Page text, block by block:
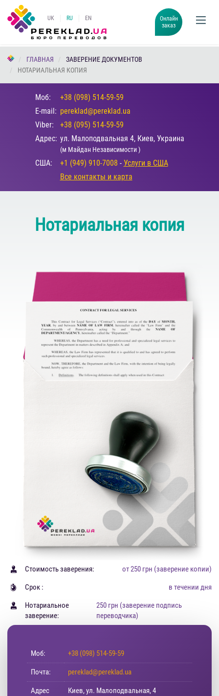
UK RU EN
Онлайн
заказ
ГЛАВНАЯ
ЗАВЕРЕНИЕ ДОКУМЕНТОВ
НОТАРИАЛЬНАЯ КОПИЯ
Моб:
+38 (098) 514-59-59
E-mail: pereklad@pereklad.ua
Viber:
+38 (095) 514-59-59
Адрес: ул. Малоподвальная 4, Киев, Украина
(м Майдан Независимости )
США: +1 (949) 910-7008 - Услуги в США
Все контакты и карта
Нотариальная копия
Стоимость заверения: от 250 грн (заверение копии)
Срок : в течении дня
Нотариальное
заверение:
250 грн (заверение подпись
переводчика)
Моб: +38 (098) 514-59-59
Почта: pereklad@pereklad.ua
Адрес Киев, ул. Малоподвальная, 4